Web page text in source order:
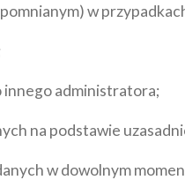
w
innego administratora;
na podstawie
w dowolnym